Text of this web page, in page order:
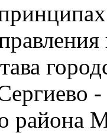
района